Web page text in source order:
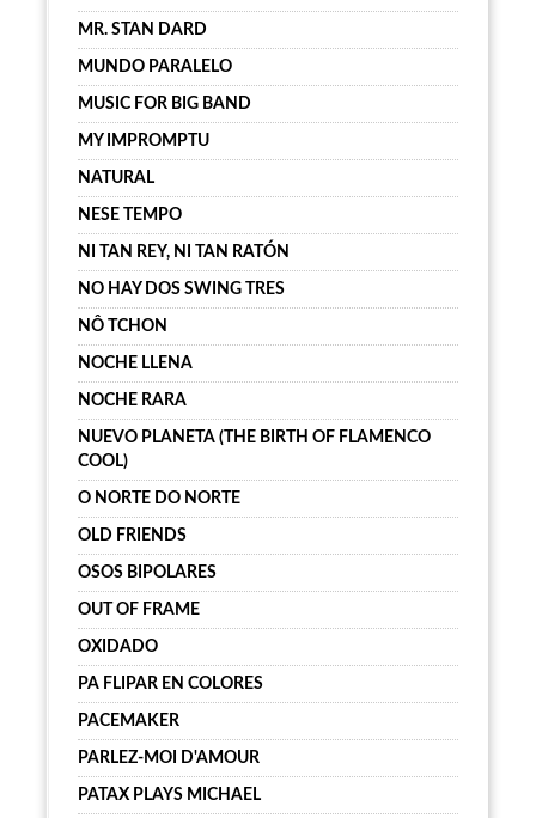
MR. STAN DARD
MUNDO PARALELO
MUSIC FOR BIG BAND
MY IMPROMPTU
NATURAL
NESE TEMPO
NI TAN REY, NI TAN RATÓN
NO HAY DOS SWING TRES
NÔ TCHON
NOCHE LLENA
NOCHE RARA
NUEVO PLANETA (THE BIRTH OF FLAMENCO
COOL)
O NORTE DO NORTE
OLD FRIENDS
OSOS BIPOLARES
OUT OF FRAME
OXIDADO
PA FLIPAR EN COLORES
PACEMAKER
PARLEZ-MOI D'AMOUR
PATAX PLAYS MICHAEL